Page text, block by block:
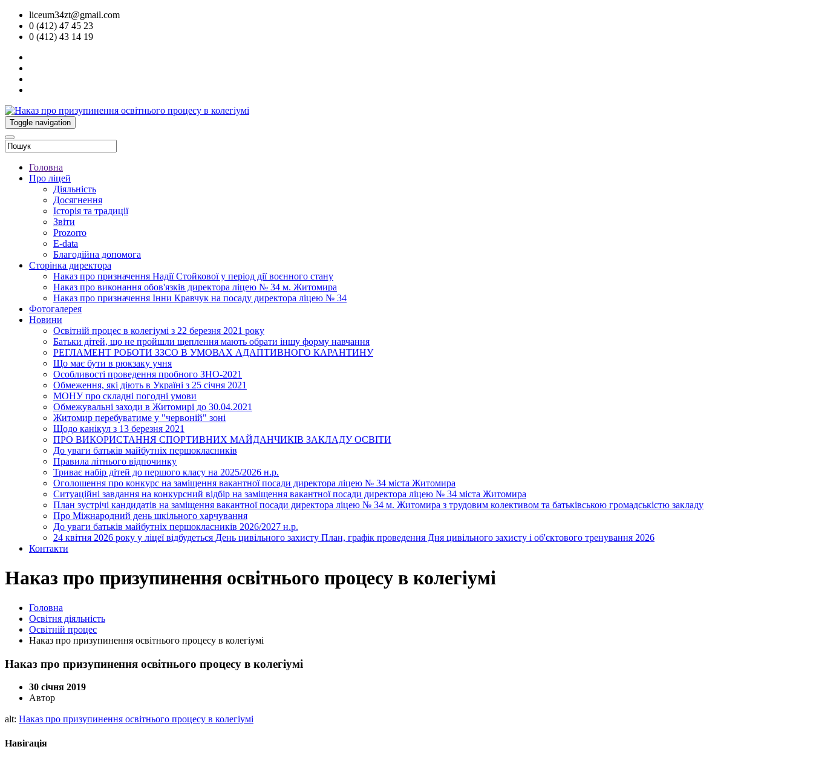
liceum34zt@gmail.com
0 (412) 47 45 23
0 (412) 43 14 19
Toggle navigation
Головна
Про ліцей
Діяльність
Досягнення
Історія та традиції
Звіти
Prozorro
E-data
Благодійна допомога
Сторінка директора
Наказ про призначення Надії Стойкової у період дії воєнного стану
Наказ про виконання обов'язків директора ліцею № 34 м. Житомира
Наказ про призначення Інни Кравчук на посаду директора ліцею № 34
Фотогалерея
Новини
Освітній процес в колегіумі з 22 березня 2021 року
Батьки дітей, що не пройшли щеплення мають обрати іншу форму навчання
РЕГЛАМЕНТ РОБОТИ ЗЗСО В УМОВАХ АДАПТИВНОГО КАРАНТИНУ
Що має бути в рюкзаку учня
Особливості проведення пробного ЗНО-2021
Обмеження, які діють в Україні з 25 січня 2021
МОНУ про складні погодні умови
Обмежувальні заходи в Житомирі до 30.04.2021
Житомир перебуватиме у "червоній" зоні
Щодо канікул з 13 березня 2021
ПРО ВИКОРИСТАННЯ СПОРТИВНИХ МАЙДАНЧИКІВ ЗАКЛАДУ ОСВІТИ
До уваги батьків майбутніх першокласників
Правила літнього відпочинку
Триває набір дітей до першого класу на 2025/2026 н.р.
Оголошення про конкурс на заміщення вакантної посади директора ліцею № 34 міста Житомира
Ситуаційні завдання на конкурсний відбір на заміщення вакантної посади директора ліцею № 34 міста Житомира
План зустрічі кандидатів на заміщення вакантної посади директора ліцею № 34 м. Житомира з трудовим колективом та батьківською громадськістю закладу
Про Міжнародний день шкільного харчування
До уваги батьків майбутніх першокласників 2026/2027 н.р.
24 квітня 2026 року у ліцеї відбудеться День цивільного захисту План, графік проведення Дня цивільного захисту і об'єктового тренування 2026
Контакти
Наказ про призупинення освітнього процесу в колегіумі
Головна
Освітня діяльність
Освітній процес
Наказ про призупинення освітнього процесу в колегіумі
Наказ про призупинення освітнього процесу в колегіумі
30 січня 2019
Автор
alt: Наказ про призупинення освітнього процесу в колегіумі
Навігація